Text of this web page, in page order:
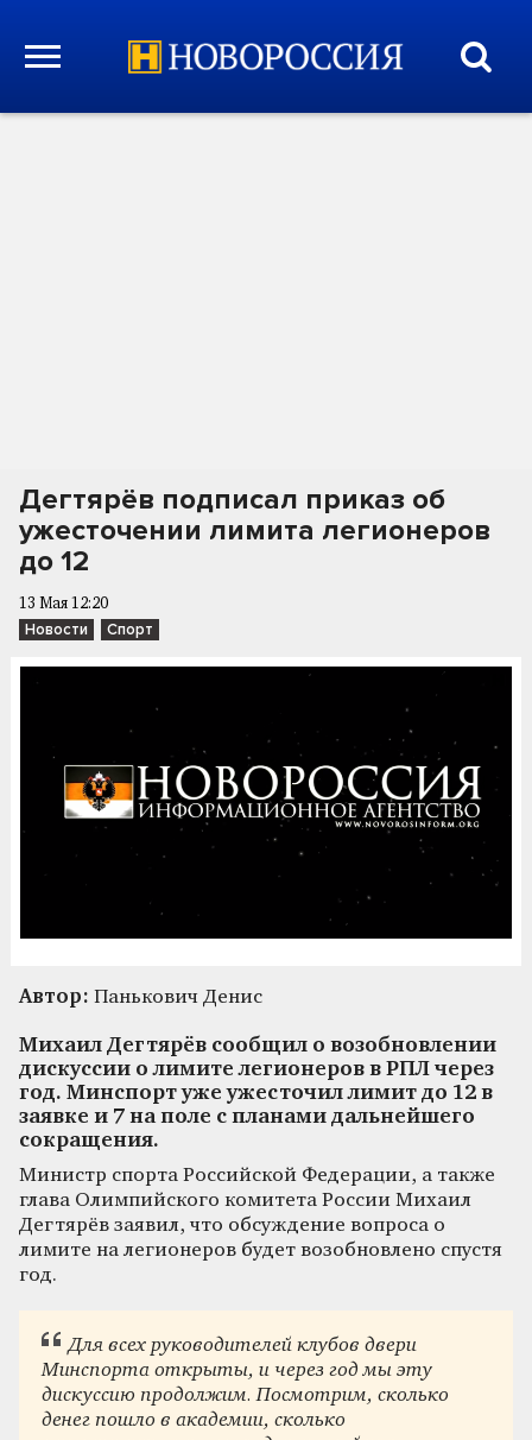
Дегтярёв подписал приказ об
ужесточении лимита легионеров
до 12
13 Мая 12:20
Новости Спорт
Автор: Панькович Денис
Михаил Дегтярёв сообщил о возобновлении
дискуссии о лимите легионеров в РПЛ через
год. Минспорт уже ужесточил лимит до 12 в
заявке и 7 на поле с планами дальнейшего
сокращения.
Министр спорта Российской Федерации, а также
глава Олимпийского комитета России Михаил
Дегтярёв заявил, что обсуждение вопроса о
лимите на легионеров будет возобновлено спустя
год.
Для всех руководителей клубов двери
Минспорта открыты, и через год мы эту
дискуссию продолжим. Посмотрим, сколько
денег пошло в академии, сколько